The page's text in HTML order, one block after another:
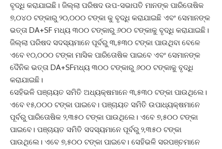
ବୃଦ୍ଧି କରାଯାଇଛି। ଜିଲ୍ଲା ପରିଷଦ ଉପ-ସଭାପତି ମାନଙ୍କ ପାରିତୋଷିକ
୭,୦୪୦ ଟଙ୍କାରୁ ୨୦,୦୦୦ ଟଙ୍କା କୁ ବୃଦ୍ଧି କରାଯାଇଛି ଏବଂ ସେମାନଙ୍କ
ଭତ୍ତା DA+SF ମଧ୍ୟ ୩୦୦ ଟଙ୍କାରୁ ୬୦୦ ଟଙ୍କାକୁ ବୃଦ୍ଧି କରାଯାଇଛି।
ଜିଲ୍ଲା ପରିଷଦ ସଦସ୍ୟମାନେ ପୂର୍ବରୁ ୩,୫୩୦ ଟଙ୍କା ପାଉଥିବା ବେଳେ
ଏବେ ୧୦,୦୦୦ ଟଙ୍କା ମାସିକ ପାରିତୋଷିକ ପାଇବେ ଏବଂ ସେମାନଙ୍କ
ଦୈନିକ ଭତ୍ତା DA+SFମଧ୍ୟ ୩୦୦ ଟଙ୍କାରୁ ୬୦୦ ଟଙ୍କାକୁ ବୃଦ୍ଧି
କରାଯାଇଛି।
ସେହିଭଳି ପଞ୍ଚାୟତ ସମିତି ଅଧ୍ୟକ୍ଷମାନେ ୩,୫୩୦ ଟଙ୍କା ପାଉଥିଲେ।
ଏବେ ୧୫,୦୦୦ ଟଙ୍କା ପାଇବେ। ପଞ୍ଚାୟତ ସମିତି ଉପାଧ୍ୟକ୍ଷମାନେ
ପୂର୍ବରୁ ପାରିତୋଷିକ ୨,୩୫୦ ଟଙ୍କା ପାଉଥିଲେ। ଏବେ ୭,୫୦୦ ଟଙ୍କା
ପାଇବେ। ପଞ୍ଚାୟତ ସମିତି ସଦସ୍ୟମାନେ ପୂର୍ବରୁ ୨,୩୫୦ ଟଙ୍କା
ପାଉଥିଲେ। ଏବେ ୭,୫୦୦ ଟଙ୍କା ପାଇବେ। ସେହିଭଳି ସରପଞ୍ଚମାନେ